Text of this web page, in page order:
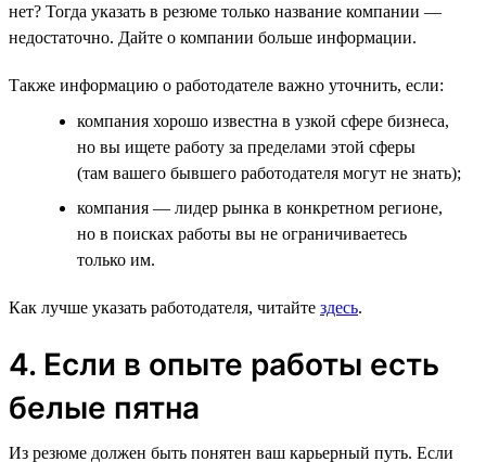
нет? Тогда указать в резюме только название компании —
недостаточно. Дайте о компании больше информации.
Также информацию о работодателе важно уточнить, если:
компания хорошо известна в узкой сфере бизнеса,
но вы ищете работу за пределами этой сферы
(там вашего бывшего работодателя могут не знать);
компания — лидер рынка в конкретном регионе,
но в поисках работы вы не ограничиваетесь
только им.
Как лучше указать работодателя, читайте здесь.
4. Если в опыте работы есть
белые пятна
Из резюме должен быть понятен ваш карьерный путь. Если